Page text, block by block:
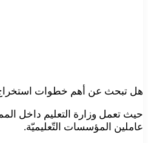
هل تبحث عن أهم خطوات استخراج نموذج شهادة بدل فاقد سادس
حيث تعمل وزارة التعليم داخل
عاملين المؤسسات التّعليميّة.